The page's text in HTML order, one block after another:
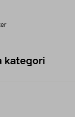
kategori